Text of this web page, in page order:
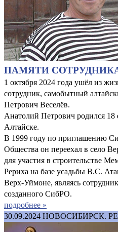
ПАМЯТИ
1 октября 2024 года ушёл из
сотрудник, самобытный
Петрович Веселёв.
Анатолий Петрович родился 18
Алтайске.
В 1999 году по приглашению
Общества он переехал в село
для участия в строительстве
Рериха на базе усадьбы В.С.
Верх-Уймоне, являясь
созданного СибРО.
подробнее »
30.09.2024 НОВОСИБИРСК.